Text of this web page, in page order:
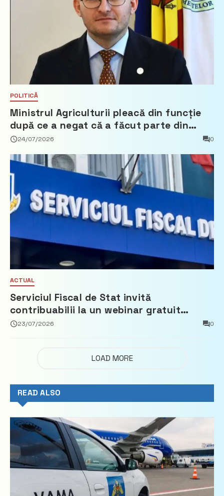
POLITICĂ
Ministrul Agriculturii pleacă din funcție
după ce a negat că a făcut parte din
Partidul Democrat
24/07/2026 0
ACTUAL
Serviciul Fiscal de Stat invită
contribuabilii la un webinar gratuit
privind calculul impozitului pe bunurile
23/07/2026 0
LOAD MORE
READ ALSO